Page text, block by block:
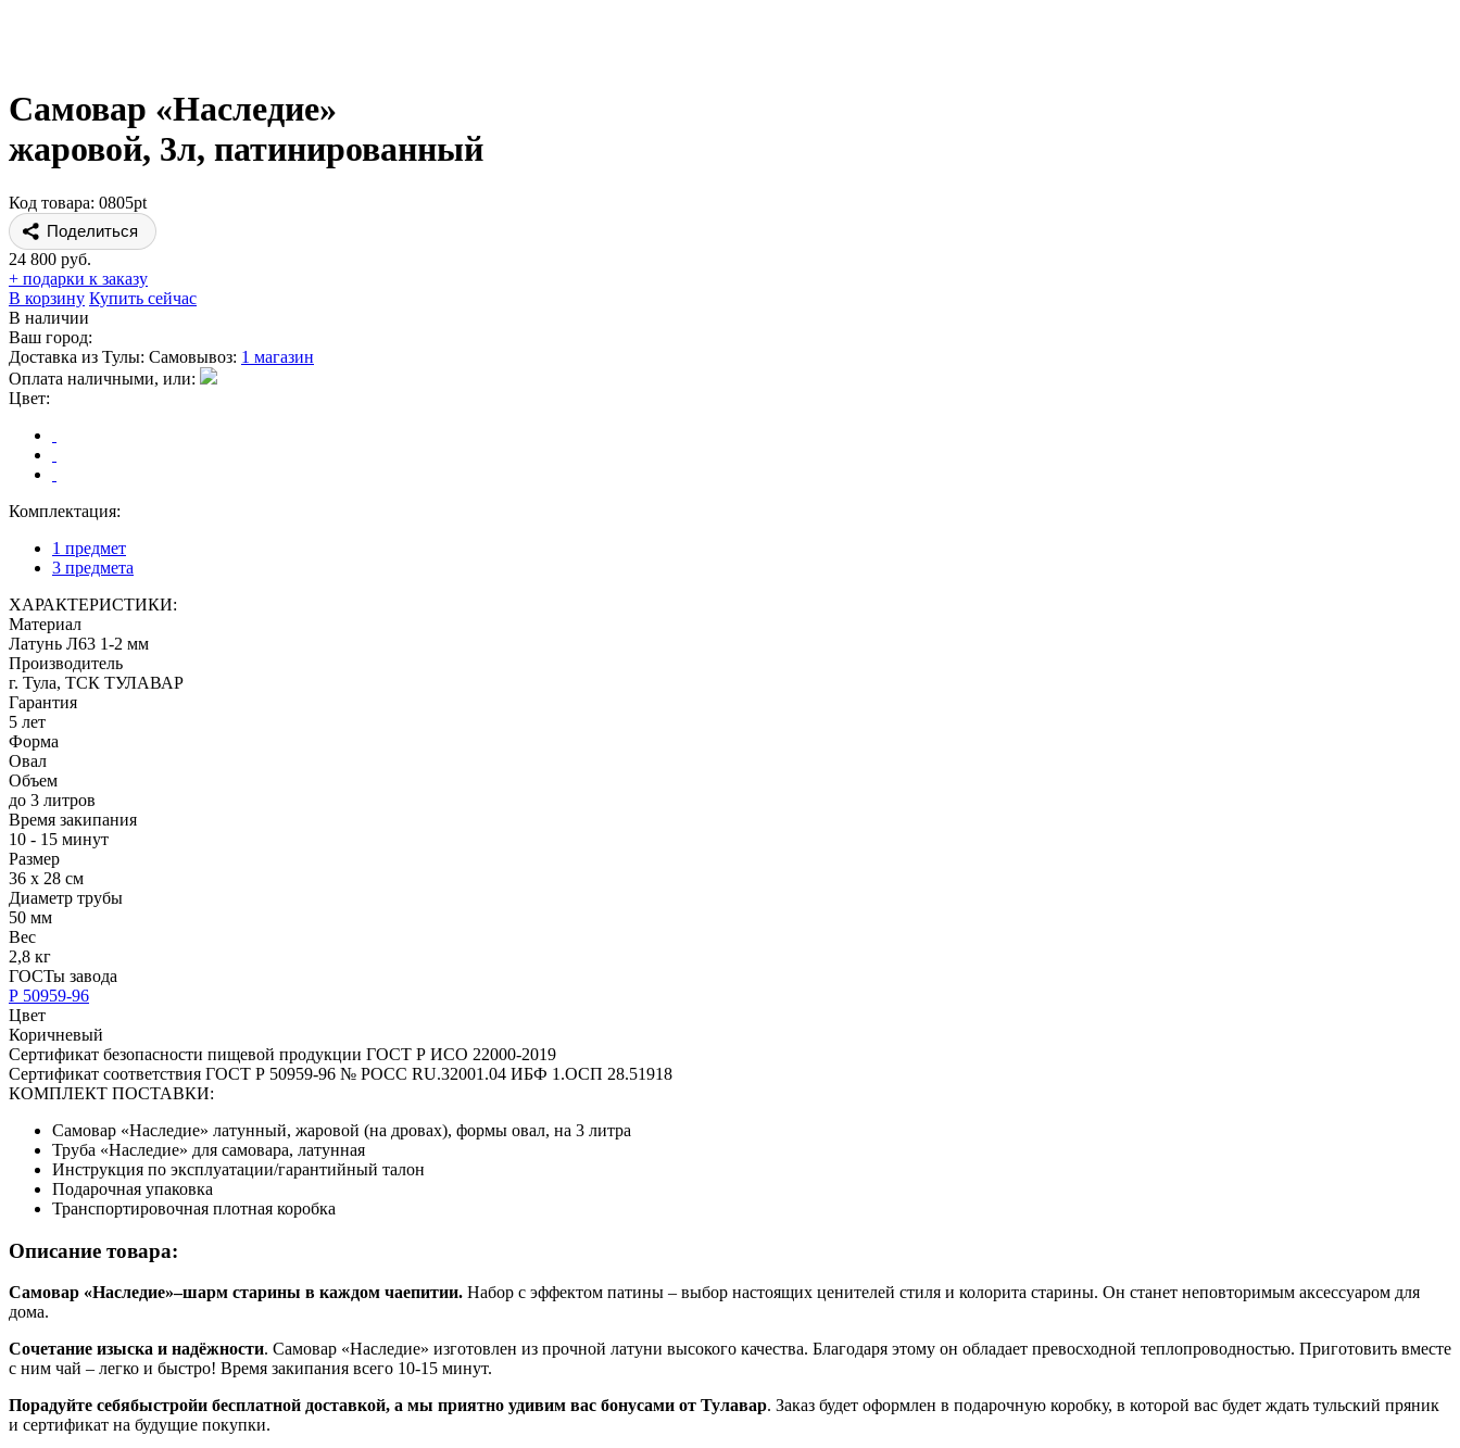
Самовар «Наследие»
жаровой, 3л, патинированный
Код товара: 0805pt
Поделиться
24 800 руб.
+ подарки к заказу
В корзину Купить сейчас
В наличии
Ваш город:
Доставка из Тулы: Самовывоз: 1 магазин
Оплата наличными, или:
Цвет:
Комплектация:
1 предмет
3 предмета
ХАРАКТЕРИСТИКИ:
Материал
Латунь Л63 1-2 мм
Производитель
г. Тула, ТСК ТУЛАВАР
Гарантия
5 лет
Форма
Овал
Объем
до 3 литров
Время закипания
10 - 15 минут
Размер
36 х 28 см
Диаметр трубы
50 мм
Вес
2,8 кг
ГОСТы завода
Р 50959-96
Цвет
Коричневый
Сертификат безопасности пищевой продукции ГОСТ Р ИСО 22000-2019
Сертификат соответствия ГОСТ Р 50959-96 № РОСС RU.32001.04 ИБФ 1.ОСП 28.51918
КОМПЛЕКТ ПОСТАВКИ:
Самовар «Наследие» латунный, жаровой (на дровах), формы овал, на 3 литра
Труба «Наследие» для самовара, латунная
Инструкция по эксплуатации/гарантийный талон
Подарочная упаковка
Транспортировочная плотная коробка
Описание товара:
Самовар «Наследие»–шарм старины в каждом чаепитии. Набор с эффектом патины – выбор настоящих ценителей стиля и колорита старины. Он станет неповторимым аксессуаром для
дома.
Сочетание изыска и надёжности. Самовар «Наследие» изготовлен из прочной латуни высокого качества. Благодаря этому он обладает превосходной теплопроводностью. Приготовить вместе
с ним чай – легко и быстро! Время закипания всего 10-15 минут.
Порадуйте себябыстройи бесплатной доставкой, а мы приятно удивим вас бонусами от Тулавар. Заказ будет оформлен в подарочную коробку, в которой вас будет ждать тульский пряник
и сертификат на будущие покупки.